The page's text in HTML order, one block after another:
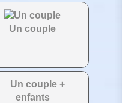
Un couple